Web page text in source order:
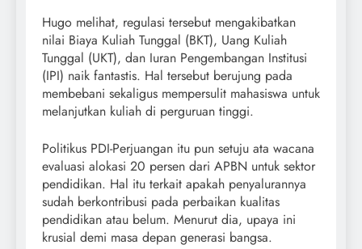
Hugo melihat, regulasi tersebut mengakibatkan
nilai Biaya Kuliah Tunggal (BKT), Uang Kuliah
Tunggal (UKT), dan Iuran Pengembangan Institusi
(IPI) naik fantastis. Hal tersebut berujung pada
membebani sekaligus mempersulit mahasiswa untuk
melanjutkan kuliah di perguruan tinggi.
Politikus PDI-Perjuangan itu pun setuju ata wacana
evaluasi alokasi 20 persen dari APBN untuk sektor
pendidikan. Hal itu terkait apakah penyalurannya
sudah berkontribusi pada perbaikan kualitas
pendidikan atau belum. Menurut dia, upaya ini
krusial demi masa depan generasi bangsa.